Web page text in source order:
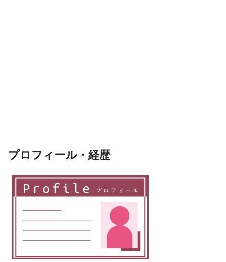
プロフィール・経歴